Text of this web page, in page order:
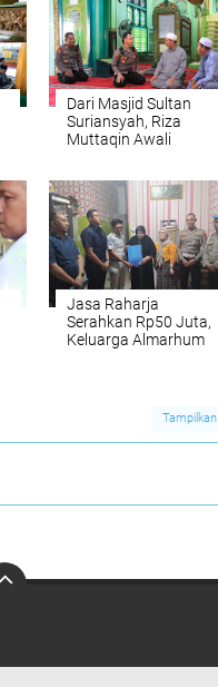
Dari Masjid Sultan
Suriansyah, Riza
Muttaqin Awali
Doa
Jasa Raharja
Serahkan Rp50 Juta,
Keluarga Almarhum
Tampilkan